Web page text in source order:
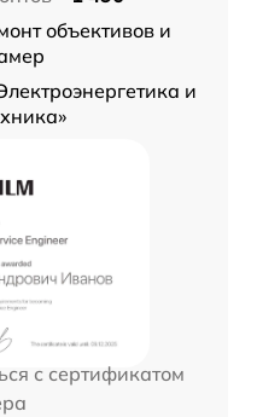
объективов и
и
с сертификатом